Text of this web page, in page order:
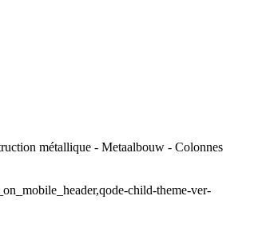
métallique - Metaalbouw - Colonnes
child-theme-ver-